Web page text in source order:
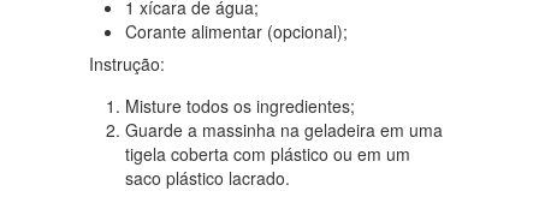
1 xícara de água;
Corante alimentar (opcional);
Instrução:
Misture todos os ingredientes;
Guarde a massinha na geladeira em uma
tigela coberta com plástico ou em um
saco plástico lacrado.